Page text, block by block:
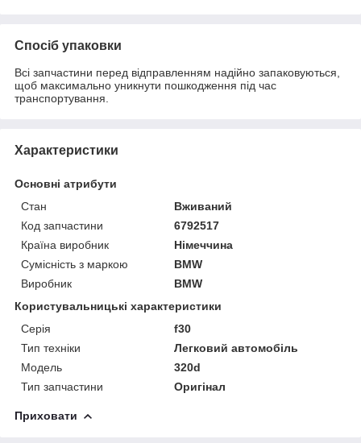
Спосіб упаковки
Всі запчастини перед відправленням надійно запаковуються,
щоб максимально уникнути пошкодження під час
транспортування.
Характеристики
Основні атрибути
Стан
Вживаний
Код запчастини
6792517
Країна виробник
Німеччина
Сумісність з маркою
BMW
Виробник
BMW
Користувальницькі характеристики
Серія
f30
Тип техніки
Легковий автомобіль
Модель
320d
Тип запчастини
Оригінал
Приховати